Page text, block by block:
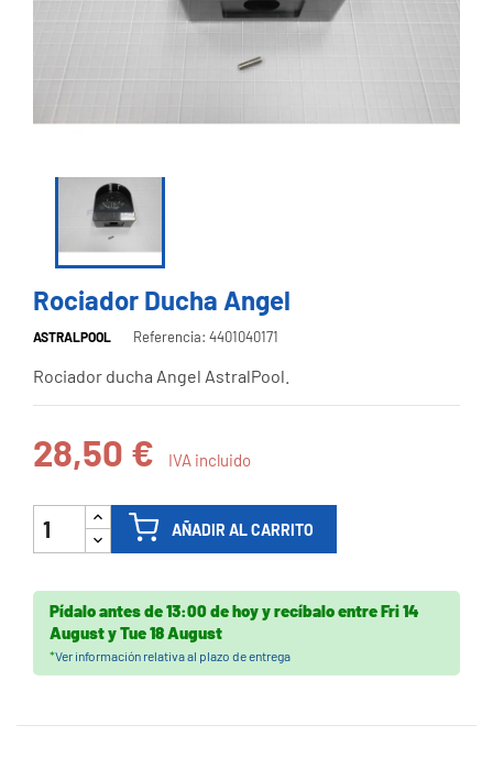
Rociador Ducha Angel
ASTRALPOOL Referencia: 4401040171
Rociador ducha Angel AstralPool.
28,50 € IVA incluido
AÑADIR AL CARRITO
Pídalo antes de13:00 de hoyy recíbaloentreFri 14
AugustyTue 18 August
*Ver información relativa al plazo de entrega